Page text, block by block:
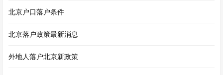
北京户口落户条件
北京落户政策最新消息
外地人落户北京新政策